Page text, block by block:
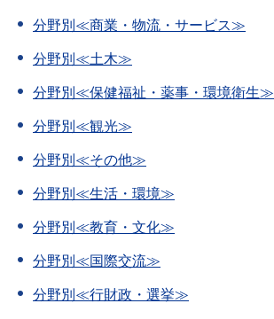
分野別≪商業・物流・サービス≫
分野別≪土木≫
分野別≪保健福祉・薬事・環境衛生≫
分野別≪観光≫
分野別≪その他≫
分野別≪生活・環境≫
分野別≪教育・文化≫
分野別≪国際交流≫
分野別≪行財政・選挙≫